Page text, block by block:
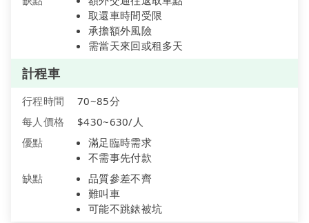
取還車時間受限
承擔額外風險
需當天來回或租多天
計程車
行程時間
70~85分
每人價格
$430~630/人
優點
滿足臨時需求
不需事先付款
缺點
品質參差不齊
難叫車
可能不跳錶被坑